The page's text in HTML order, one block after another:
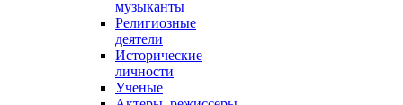
музыканты
Религиозные
деятели
Исторические
личности
Ученые